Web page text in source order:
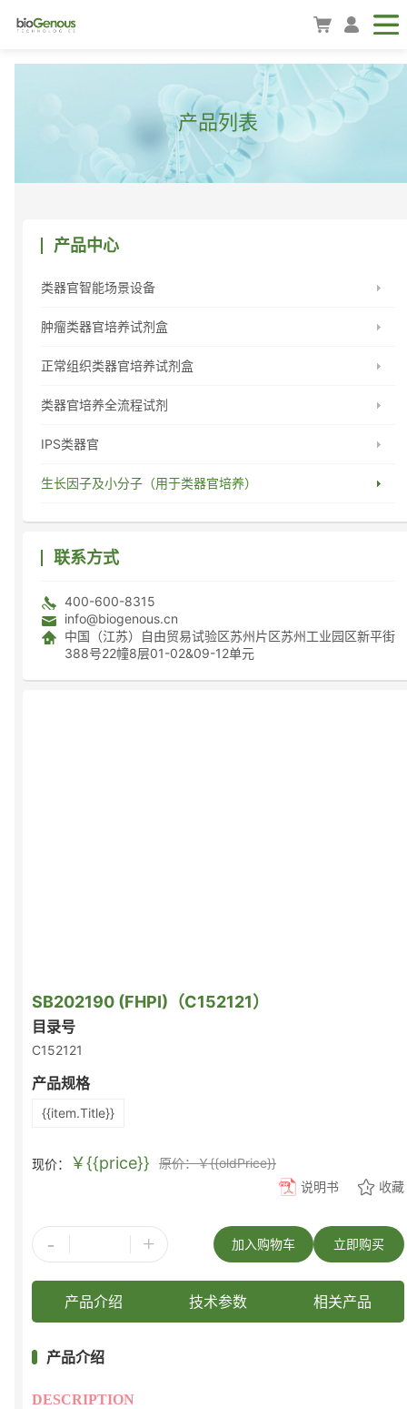
产品列表
产品中心
类器官智能场景设备
肿瘤类器官培养试剂盒
正常组织类器官培养试剂盒
类器官培养全流程试剂
IPS类器官
生长因子及小分子（用于类器官培养）
联系方式
400-600-8315
info@biogenous.cn
中国（江苏）自由贸易试验区苏州片区苏州工业园区新平街
388号22幢8层01-02&09-12单元
SB202190 (FHPI)（C152121）
目录号
C152121
产品规格
{{item.Title}}
现价： ￥{{price}}
原价：￥{{oldPrice}}
说明书
收藏
- + 立即购买
加入购物车
产品介绍 技术参数 相关产品
产品介绍
DESCRIPTION